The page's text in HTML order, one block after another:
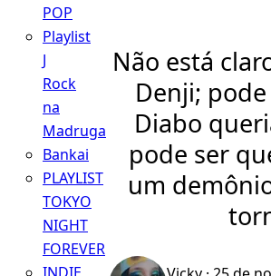
POP
Playlist
J
Rock
na
Madruga
Bankai
PLAYLIST
TOKYO
NIGHT
FOREVER
Não está
Denji;
Diabo
pode ser
um